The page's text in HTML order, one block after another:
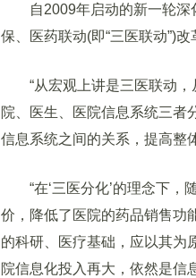
自2009年启动的新一轮深
保、医药联动(即“三医联动”)
“从宏观上讲是三医联动，
院、医生、医院信息系统三者
信息系统之间的关系，提高整
“在‘三医分化’的理念下，
价，降低了医院的药品销售功
的科研、医疗基础，应以其为
院信息化投入再大，依然是信